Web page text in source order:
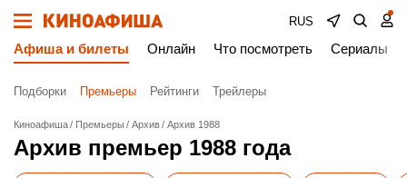
RUS
Афиша и билеты Онлайн Что посмотреть Сериалы
Подборки Премьеры Рейтинги Трейлеры
Киноафиша Премьеры Архив Архив 1988
Архив премьер 1988 года